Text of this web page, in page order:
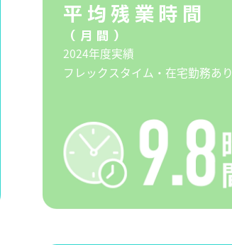
平均残業時間
（月間）
2024年度実績
フレックスタイム・在宅勤務あり